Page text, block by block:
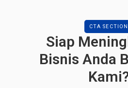
CTA SECTION
Siap
Bisnis Anda